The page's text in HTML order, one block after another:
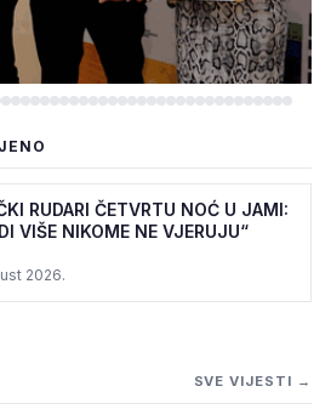
DVA
RUDARI ČETVRTU NOĆ U JAMI:
VIŠE NIKOME NE VJERUJU“
2026.
SVE VIJESTI →